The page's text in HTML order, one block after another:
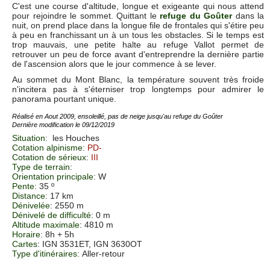
C'est une course d'altitude, longue et exigeante qui nous attend
pour rejoindre le sommet. Quittant le refuge du Goûter dans la
nuit, on prend place dans la longue file de frontales qui s'étire peu
à peu en franchissant un à un tous les obstacles. Si le temps est
trop mauvais, une petite halte au refuge Vallot permet de
retrouver un peu de force avant d'entreprendre la dernière partie
de l'ascension alors que le jour commence à se lever.
Au sommet du Mont Blanc, la température souvent très froide
n'incitera pas à s'éterniser trop longtemps pour admirer le
panorama pourtant unique.
Réalisé en Aout 2009, ensoleillé, pas de neige jusqu'au refuge du Goûter
Dernière modification le 09/12/2019
Situation:
les Houches
Cotation alpinisme: PD-
Cotation de sérieux: III
Type de terrain:
Orientation principale: W
Pente: 35 º
Distance: 17 km
Dénivelée: 2550 m
Dénivelé de difficulté: 0 m
Altitude maximale: 4810 m
Horaire: 8h + 5h
Cartes: IGN 3531ET, IGN 3630OT
Type d'itinéraires: Aller-retour